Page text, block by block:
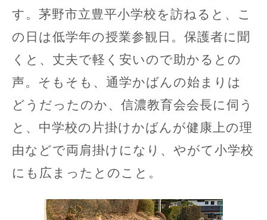
す。茅野市立豊平小学校を訪ねると、こ
の日は低学年の授業参観日。保護者に聞
くと、丈夫で軽く安いので助かるとの
声。そもそも、通学かばんの始まりは
どうだったのか、信濃教育会会長に伺う
と、中学校の片掛けかばんが健康上の理
由などで両肩掛けになり、やがて小学校
にも広まったとのこと。